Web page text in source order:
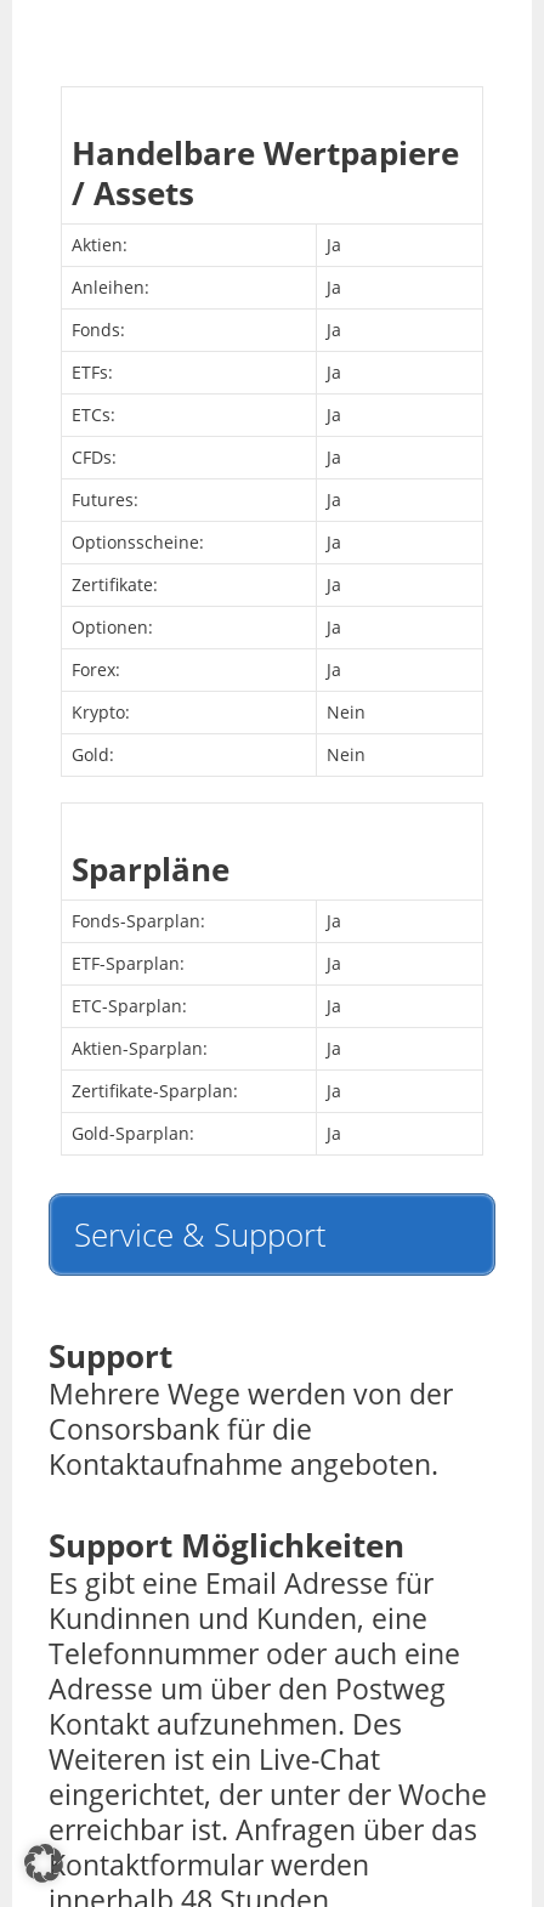
Handelbare Wertpapiere
/ Assets
Aktien:
Ja
Anleihen:
Ja
Fonds:
Ja
ETFs:
Ja
ETCs:
Ja
CFDs:
Ja
Futures:
Ja
Optionsscheine:
Ja
Zertifikate:
Ja
Optionen:
Ja
Forex:
Ja
Krypto:
Nein
Gold:
Nein
Sparpläne
Fonds-Sparplan:
Ja
ETF-Sparplan:
Ja
ETC-Sparplan:
Ja
Aktien-Sparplan:
Ja
Zertifikate-Sparplan:
Ja
Gold-Sparplan:
Ja
Service & Support
Support
Mehrere Wege werden von der
Consorsbank für die
Kontaktaufnahme angeboten.
Support Möglichkeiten
Es gibt eine Email Adresse für
Kundinnen und Kunden, eine
Telefonnummer oder auch eine
Adresse um über den Postweg
Kontakt aufzunehmen. Des
Weiteren ist ein Live-Chat
eingerichtet, der unter der Woche
erreichbar ist. Anfragen über das
Kontaktformular werden